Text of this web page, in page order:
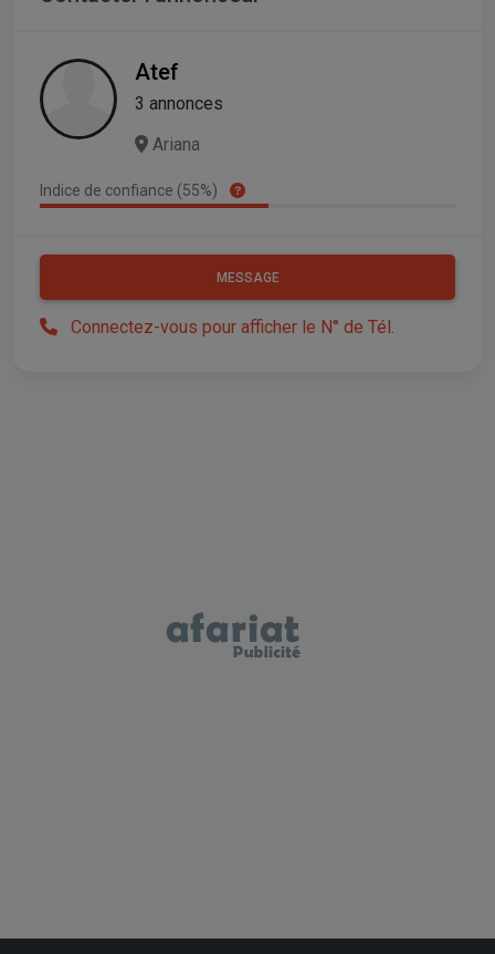
Atef
3 annonces
Ariana
Indice de confiance (55%)
MESSAGE
Connectez-vous pour afficher le N° de Tél.